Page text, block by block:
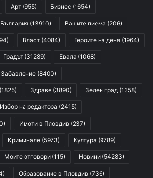
Арт (955) Бизнес (1654)
България (13910) Вашите писма (206)
Власт (4084) Героите на деня (1964)
Градът (31289) Евала (1068)
Забавление (8400)
(1825) Здраве (3890) Зелен град (1358)
Избор на редактора (2415)
Имоти в Пловдив (237)
Криминале (5973) Култура (9789)
Моите отговори (115) Новини (54283)
Образование в Пловдив (736)